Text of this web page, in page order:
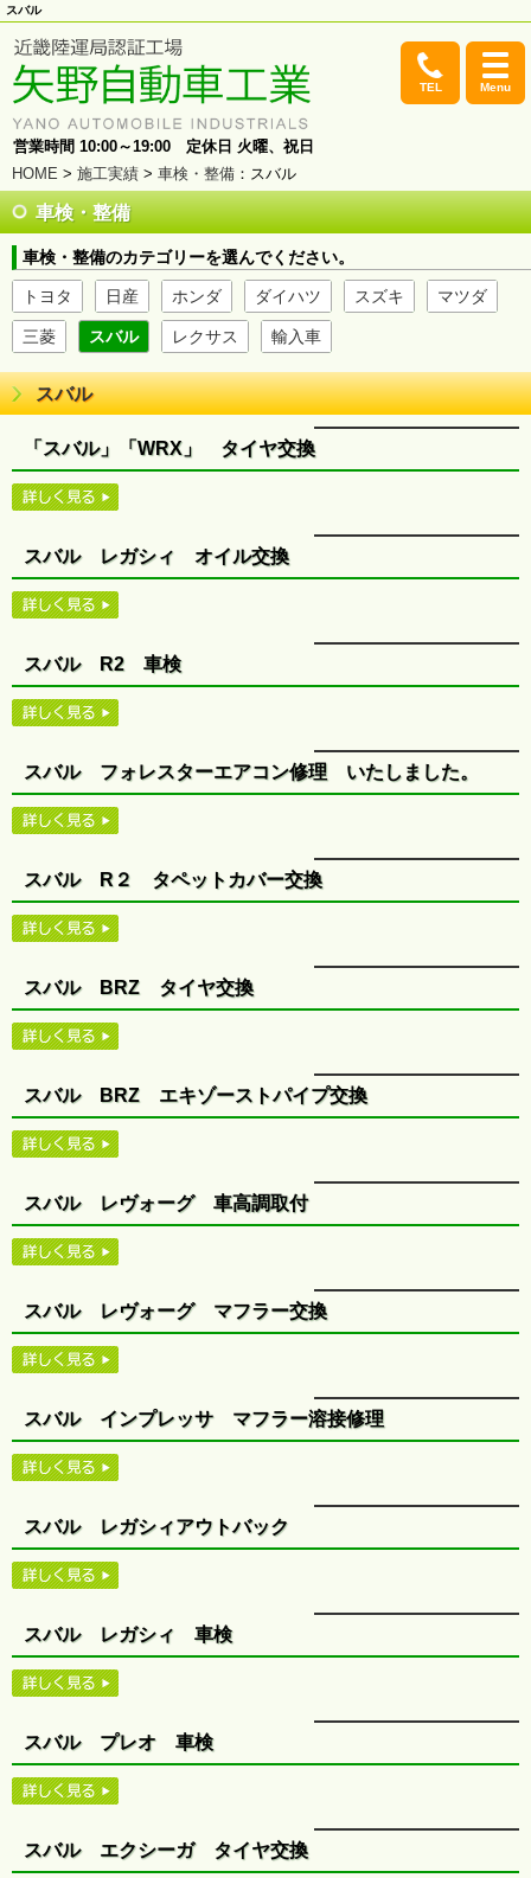
スバル
TEL Menu
営業時間 10:00～19:00 定休日 火曜、祝日
HOME > 施工実績 > 車検・整備 ：スバル
車検・整備
車検・整備のカテゴリーを選んでください。
トヨタ 日産 ホンダ ダイハツ スズキ マツダ
三菱 スバル レクサス 輸入車
スバル
「スバル」「WRX」 タイヤ交換
スバル レガシィ オイル交換
スバル R2 車検
スバル フォレスターエアコン修理 いたしました。
スバル R２ タペットカバー交換
スバル BRZ タイヤ交換
スバル BRZ エキゾーストパイプ交換
スバル レヴォーグ 車高調取付
スバル レヴォーグ マフラー交換
スバル インプレッサ マフラー溶接修理
スバル レガシィアウトバック
スバル レガシィ 車検
スバル プレオ 車検
スバル エクシーガ タイヤ交換